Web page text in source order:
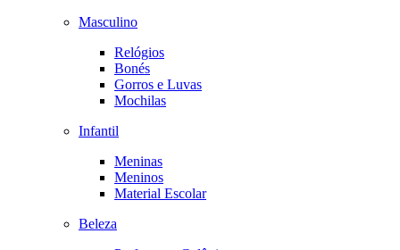
Masculino
Relógios
Bonés
Gorros e Luvas
Mochilas
Infantil
Meninas
Meninos
Material Escolar
Beleza